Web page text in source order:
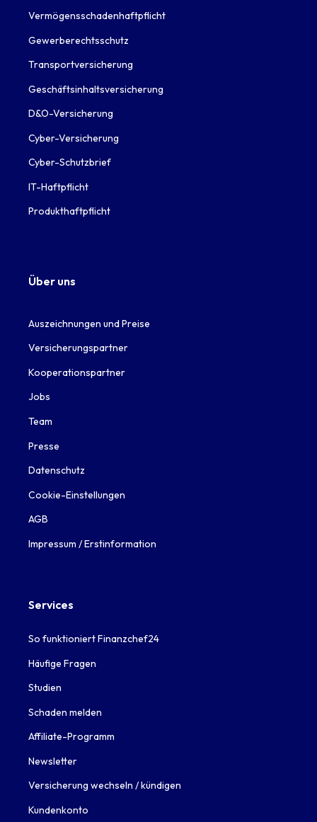
Vermögensschadenhaftpflicht
Gewerberechtsschutz
Transportversicherung
Geschäftsinhaltsversicherung
D&O-Versicherung
Cyber-Versicherung
Cyber-Schutzbrief
IT-Haftpflicht
Produkthaftpflicht
Über uns
Auszeichnungen und Preise
Versicherungspartner
Kooperationspartner
Jobs
Team
Presse
Datenschutz
Cookie-Einstellungen
AGB
Impressum / Erstinformation
Services
So funktioniert Finanzchef24
Häufige Fragen
Studien
Schaden melden
Affiliate-Programm
Newsletter
Versicherung wechseln / kündigen
Kundenkonto